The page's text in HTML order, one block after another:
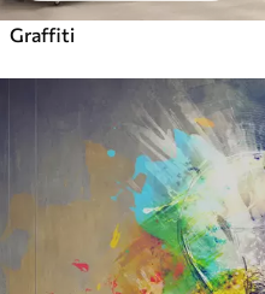
Graffiti